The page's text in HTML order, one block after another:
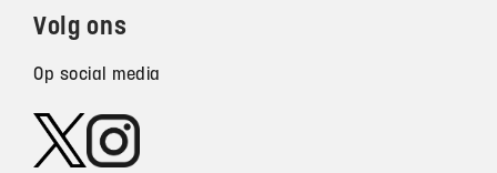
Volg ons
Op social media